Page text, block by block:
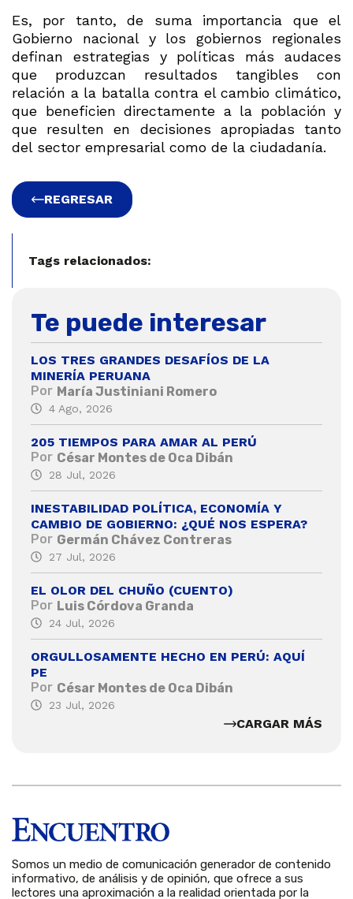
Es, por tanto, de suma importancia que el
Gobierno nacional y los gobiernos regionales
definan estrategias y políticas más audaces
que produzcan resultados tangibles con
relación a la batalla contra el cambio climático,
que beneficien directamente a la población y
que resulten en decisiones apropiadas tanto
del sector empresarial como de la ciudadanía.
REGRESAR
Tags relacionados:
Te puede interesar
LOS TRES GRANDES DESAFÍOS DE LA
MINERÍA PERUANA
Por María Justiniani Romero
4 Ago, 2026
205 TIEMPOS PARA AMAR AL PERÚ
Por César Montes de Oca Dibán
28 Jul, 2026
INESTABILIDAD POLÍTICA, ECONOMÍA Y
CAMBIO DE GOBIERNO: ¿QUÉ NOS ESPERA?
Por Germán Chávez Contreras
27 Jul, 2026
EL OLOR DEL CHUÑO (CUENTO)
Por Luis Córdova Granda
24 Jul, 2026
ORGULLOSAMENTE HECHO EN PERÚ: AQUÍ
PE
Por César Montes de Oca Dibán
23 Jul, 2026
CARGAR MÁS
Somos un medio de comunicación generador de contenido
informativo, de análisis y de opinión, que ofrece a sus
lectores una aproximación a la realidad orientada por la